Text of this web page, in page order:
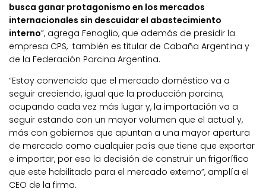
busca ganar protagonismo en los mercados
internacionales sin descuidar el abastecimiento
interno”, agrega Fenoglio, que además de presidir la
empresa CPS, también es titular de Cabaña Argentina y
de la Federación Porcina Argentina.
“Estoy convencido que el mercado doméstico va a
seguir creciendo, igual que la producción porcina,
ocupando cada vez más lugar y, la importación va a
seguir estando con un mayor volumen que el actual y,
más con gobiernos que apuntan a una mayor apertura
de mercado como cualquier país que tiene que exportar
e importar, por eso la decisión de construir un frigorífico
que este habilitado para el mercado externo”, amplía el
CEO de la firma.